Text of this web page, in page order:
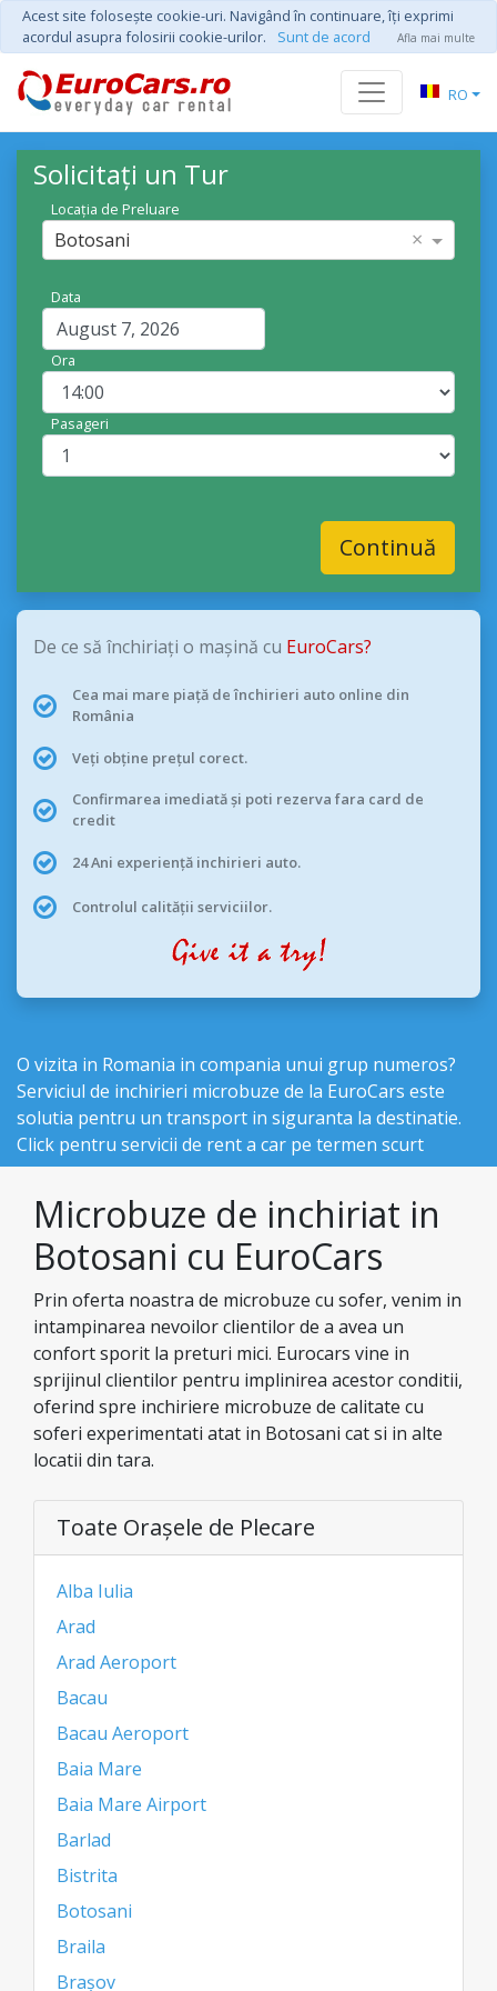
Acest site foloseşte cookie-uri. Navigând în continuare, îţi exprimi
acordul asupra folosirii cookie-urilor.
Sunt de acord Afla mai multe
RO
Solicitați un Tur
Locația de Preluare
Botosani ×
Data
Ora
Pasageri
Continuă
De ce să închiriați o mașină cu EuroCars?
Cea mai mare piață de închirieri auto online din
România
Veți obține prețul corect.
Confirmarea imediată și poti rezerva fara card de
credit
24 Ani experiență inchirieri auto.
Controlul calității serviciilor.
O vizita in Romania in compania unui grup numeros?
Serviciul de inchirieri microbuze de la EuroCars este
solutia pentru un transport in siguranta la destinatie.
Click pentru servicii de rent a car pe termen scurt
Microbuze de inchiriat in
Botosani cu EuroCars
Prin oferta noastra de microbuze cu sofer, venim in
intampinarea nevoilor clientilor de a avea un
confort sporit la preturi mici. Eurocars vine in
sprijinul clientilor pentru implinirea acestor conditii,
oferind spre inchiriere microbuze de calitate cu
soferi experimentati atat in Botosani cat si in alte
locatii din tara.
Toate Oraşele de Plecare
Alba Iulia
Arad
Arad Aeroport
Bacau
Bacau Aeroport
Baia Mare
Baia Mare Airport
Barlad
Bistrita
Botosani
Braila
Brașov